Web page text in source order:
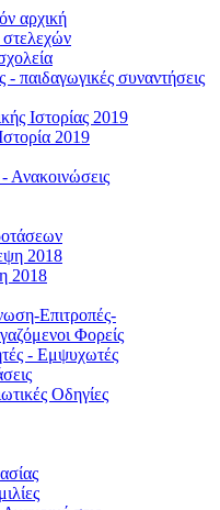
αρχική
- παιδαγωγικές συναντήσεις
Ιστορίας 2019
2019
Ανακοινώσεις
2018
2018
Επιτροπές-
Φορείς
- Εμψυχωτές
Οδηγίες